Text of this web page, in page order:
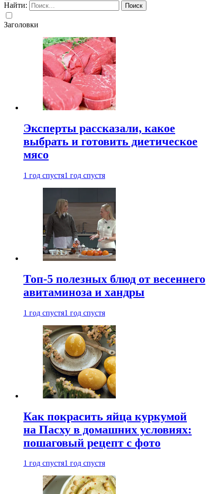
Найти:
Заголовки
Эксперты рассказали, какое
выбрать и готовить диетическое
мясо
1 год спустя1 год спустя
Топ-5 полезных блюд от весеннего
авитаминоза и хандры
1 год спустя1 год спустя
Как покрасить яйца куркумой
на Пасху в домашних условиях:
пошаговый рецепт с фото
1 год спустя1 год спустя